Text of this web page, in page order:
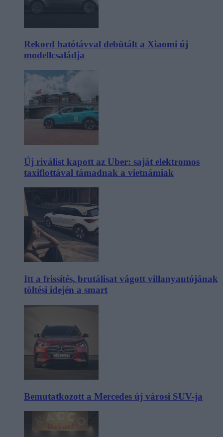
Rekord hatótávval debütált a Xiaomi új
modellcsaládja
Új riválist kapott az Uber: saját elektromos
taxiflottával támadnak a vietnámiak
Itt a frissítés, brutálisat vágott villanyautójának
töltési idején a smart
Bemutatkozott a Mercedes új városi SUV-ja